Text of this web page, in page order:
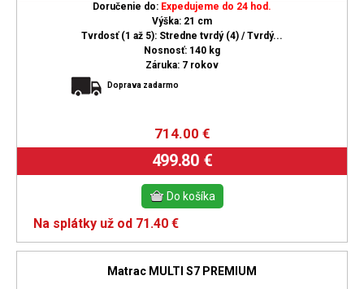
Doručenie do: Expedujeme do 24 hod.
Výška: 21 cm
Tvrdosť (1 až 5): Stredne tvrdý (4) / Tvrdý...
Nosnosť: 140 kg
Záruka: 7 rokov
Doprava zadarmo
714.00 €
499.80 €
Na splátky už od 71.40 €
Matrac MULTI S7 PREMIUM